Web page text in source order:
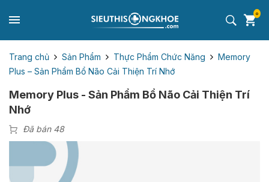
0
Trang chủ Sản Phẩm Thực Phẩm Chức Năng
Memory
Plus – Sản Phẩm Bổ Não Cải Thiện Trí Nhớ
Memory Plus - Sản Phẩm Bổ Não Cải Thiện Trí
Nhớ
Đã bán 48